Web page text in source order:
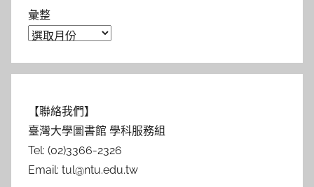
彙整
【聯絡我們】
臺灣大學圖書館 學科服務組
Tel: (02)3366-2326
Email: tul@ntu.edu.tw